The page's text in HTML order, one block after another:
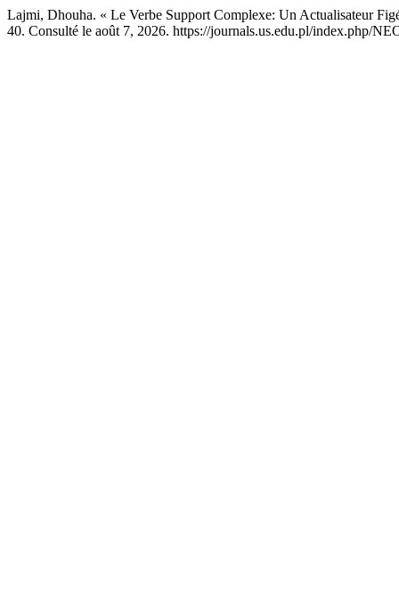
Lajmi, Dhouha. « Le Verbe Support Complexe: Un Actualisateur
40. Consulté le août 7, 2026. https://journals.us.edu.pl/index.php/